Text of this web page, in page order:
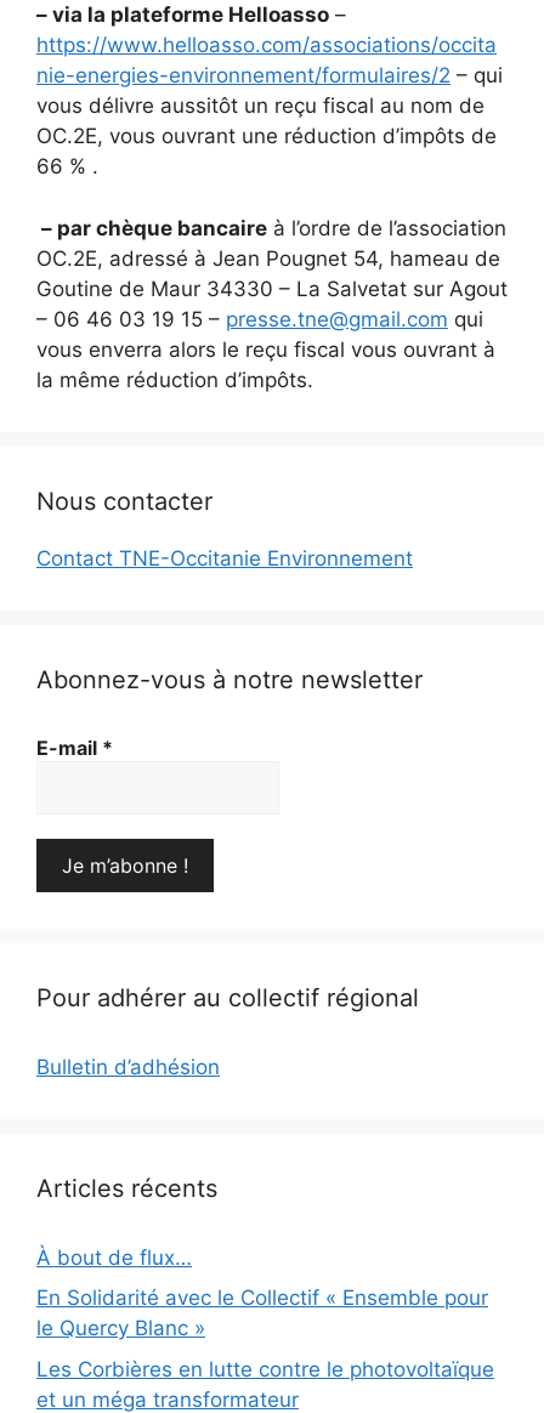
– via la plateforme Helloasso –
https://www.helloasso.com/associations/occita
nie-energies-environnement/formulaires/2 – qui
vous délivre aussitôt un reçu fiscal au nom de
OC.2E, vous ouvrant une réduction d’impôts de
66 % .
– par chèque bancaire à l’ordre de l’association
OC.2E, adressé à Jean Pougnet 54, hameau de
Goutine de Maur 34330 – La Salvetat sur Agout
– 06 46 03 19 15 – presse.tne@gmail.com qui
vous enverra alors le reçu fiscal vous ouvrant à
la même réduction d’impôts.
Nous contacter
Contact TNE-Occitanie Environnement
Abonnez-vous à notre newsletter
E-mail *
Pour adhérer au collectif régional
Bulletin d’adhésion
Articles récents
À bout de flux…
En Solidarité avec le Collectif « Ensemble pour
le Quercy Blanc »
Les Corbières en lutte contre le photovoltaïque
et un méga transformateur